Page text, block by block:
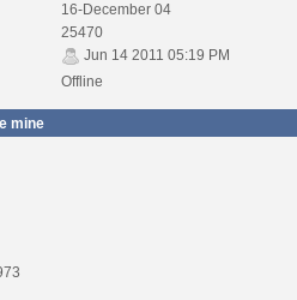
16-December 04
25470
Jun 14 2011 05:19 PM
Offline
mine